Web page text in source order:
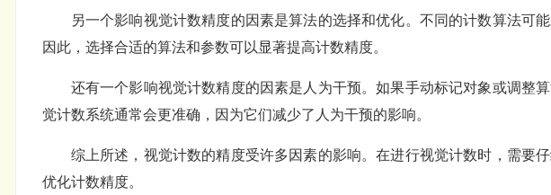
另一个影响视觉计数精度的因素是算法的选择和优化。不同的计数算法可
因此，选择合适的算法和参数可以显著提高计数精度。
还有一个影响视觉计数精度的因素是人为干预。如果手动标记对象或调整
觉计数系统通常会更准确，因为它们减少了人为干预的影响。
综上所述，视觉计数的精度受许多因素的影响。在进行视觉计数时，需要
优化计数精度。